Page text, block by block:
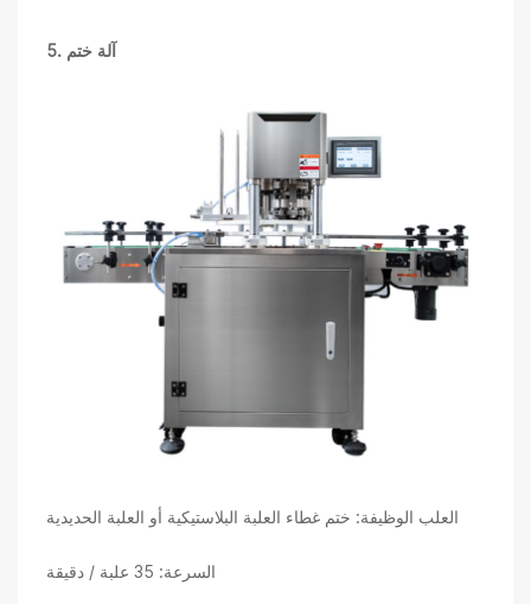
5. آلة ختم
العلب الوظيفة: ختم غطاء العلبة البلاستيكية أو العلبة الحديدية
السرعة: 35 علبة / دقيقة